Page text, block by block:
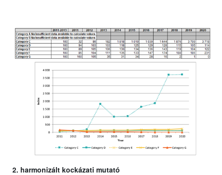
2. harmonizált kockázati mutató